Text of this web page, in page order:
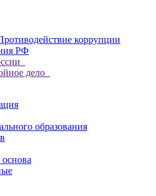
образования